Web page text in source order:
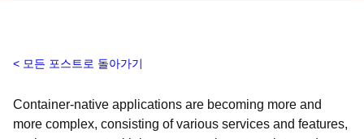
모든 포스트로 돌아가기
Container-native applications are becoming more and
more complex, consisting of various services and features,